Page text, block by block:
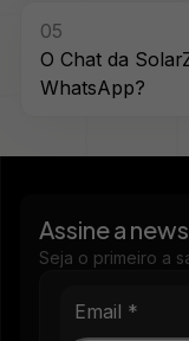
05
O Chat da
WhatsApp?
Assine a
Seja o primeiro a